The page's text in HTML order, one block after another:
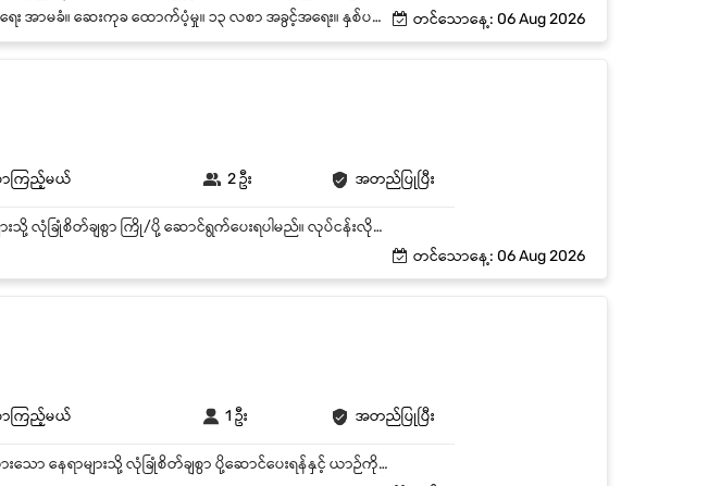
ာက်ပံ့မှု။ ၁၃ လစာ အခွင့်အရေး။ နှစ်ပတ်လည် အပိုဆုကြေး (Bonus)။ Company outing trip တင်သောနေ့: 06 Aug 2026
ကြည့်မယ် 2 ဦး အတည်ပြုပြီး
ကုမ္ပဏီဝန်ထမ်းများအား ရုံး နှင့် အခြားလုပ်ငန်းဆိုင်ရာ နေရာများသို့ လုံခြုံစိတ်ချစွာ ကြို/ပို့ ဆောင်ရွက်ပေးရပါမည်။ လုပ်ငန်းလိုအပ်ချက်အရ ရုံးချိန်ပြင်ပ၊ Weekend နှင့် Public Holiday များတွင် တာဝန်ထမ်းဆောင်နိုင်ရမည်။ မော်တော်ယာဉ်ကို စနစ်တကျထိန်းသိမ်းနိုင်ရပါမည်။ ရန်ကုန်မြို့တွင်း လမ်း/ယာဉ်ကြောများကို ကျွမ်းကျွမ်းကျင်ကျင်မောင်းနှင်တတ်ရပါမည်
တင်သောနေ့: 06 Aug 2026
ကြည့်မယ် 1 ဦး အတည်ပြုပြီး
Company ၏ ကုန်ပစ္စည်းများနှင့် ဝန်ထမ်းများကို သတ်မှတ်ထားသော နေရာများသို့ လုံခြုံစိတ်ချစွာ ပို့ဆောင်ပေးရန်နှင့် ယာဉ်ကို ကောင်းမွန်စွာ ထိန်းသိမ်းစောင့်ရှောက်ရန် တာဝန်ယူရမည်။ Key Responsibilities Company Vehicle ကို လုံခြုံစိတ်ချစွာ မောင်းနှင်ပြီး သတ်မှတ်ထားသော ခရီးစဉ်များကို အချိန်မီ ဆောင်ရွက်ရန်။ ကုန်ပစ္စည်းများကို သတ်မှတ်ထားသော နေရာများသို့ စနစ်တကျ ပို့ဆောင်ရန်။ ယာဉ်၏ သန့်ရှင်းမှု၊ ပြုပြင်ထိန်းသိမ်းမှုနှင့် နေ့စဉ်စစ်ဆေးမှုများကို ဆောင်ရွက်ရန်။ Fuel Usage၊ Mileage နှင့် Trip Records များကို စနစ်တကျ မှတ်တမ်းတင်ရန်။ ယာဉ်နှင့်ပတ်သက်သော လိုင်စင်၊ အာမခံနှင့် အခြားစာရွက်စာတမ်းများကို စနစ်တကျ ထိန်းသိမ်းရန်။ လမ်းစည်းကမ်းများနှင့် Company Policy များကို အပြည့်အဝ လိုက်နာရန်။ လိုအပ်ပါက အခြားသက်ဆိုင်ရာ လုပ်ငန်းတာဝန်များကို ပူးပေါင်းဆောင်ရွက်ရန်။